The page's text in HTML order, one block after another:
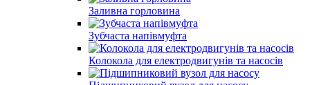
Заливна горловина
Зубчаста напівмуфта
Колокола для електродвигунів та насосів